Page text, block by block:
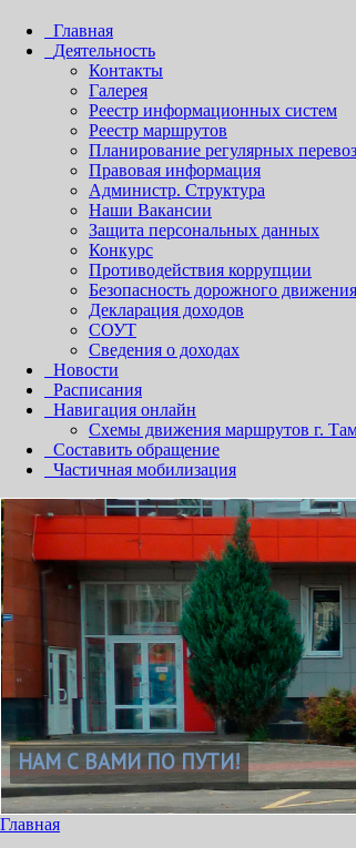
Главная
Деятельность
Контакты
Галерея
Реестр информационных систем
Реестр маршрутов
Планирование регулярных
Правовая информация
Администр. Структура
Наши Вакансии
Защита персональных данных
Конкурс
Противодействия коррупции
Безопасность дорожного движения
Декларация доходов
СОУТ
Сведения о доходах
Новости
Расписания
Навигация онлайн
Схемы движения маршрутов г.
Составить обращение
Частичная мобилизация
Главная